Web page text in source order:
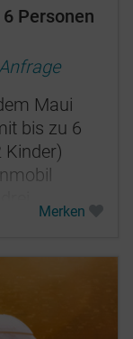
Personen
Maui
bis zu 6
Kinder)
Merken